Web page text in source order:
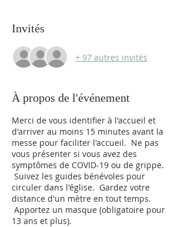
Invités
+ 97 autres invités
À propos de l'événement
Merci de vous identifier à l'accueil et
d'arriver au moins 15 minutes avant la
messe pour faciliter l'accueil. Ne pas
vous présenter si vous avez des
symptômes de COVID-19 ou de grippe.
Suivez les guides bénévoles pour
circuler dans l'église. Gardez votre
distance d'un mètre en tout temps.
Apportez un masque (obligatoire pour
13 ans et plus).